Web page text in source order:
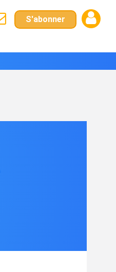
S'abonner